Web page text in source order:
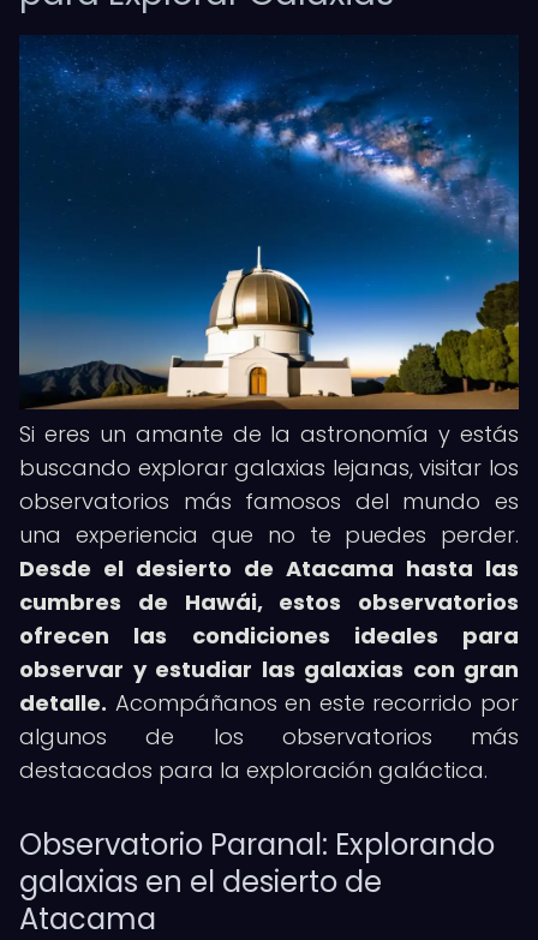
Si eres un amante de la astronomía y estás
buscando explorar galaxias lejanas, visitar los
observatorios más famosos del mundo es
una experiencia que no te puedes perder.
Desde el desierto de Atacama hasta las
cumbres de Hawái, estos observatorios
ofrecen las condiciones ideales para
observar y estudiar las galaxias con gran
detalle. Acompáñanos en este recorrido por
algunos de los observatorios más
destacados para la exploración galáctica.
Observatorio Paranal: Explorando
galaxias en el desierto de
Atacama